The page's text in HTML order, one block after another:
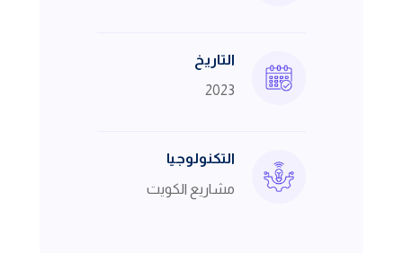
التاريخ
2023
التكنولوجيا
مشاريع الكويت